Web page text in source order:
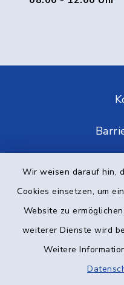
Wir weisen darauf hin,
Cookies einsetzen, um
Website zu
weiterer Dienste wird
Weitere